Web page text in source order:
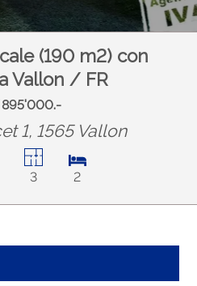
(190 m2) con
Vallon / FR
895'000.-
1, 1565 Vallon
3 2